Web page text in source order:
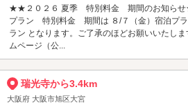
★★２０２６ 夏季 特別料金 期間のお知ら
プラン 特別料金 期間は ８/７（金）宿泊プ
ラン となります。ご了承のほどお願いいたし
ムページ（公...
瑞光寺から3.4km
大阪府 大阪市旭区大宮